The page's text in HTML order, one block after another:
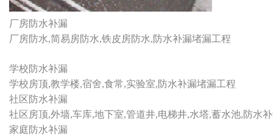
厂房防水补漏
厂房防水,简易房防水,铁皮房防水,防水补漏堵漏工程
学校防水补漏
学校房顶,教学楼,宿舍,食常,实验室,防水补漏堵漏工程
社区防水补漏
社区房顶,外墙,车库,地下室,管道井,电梯井,水塔,蓄水池,防水
家庭防水补漏